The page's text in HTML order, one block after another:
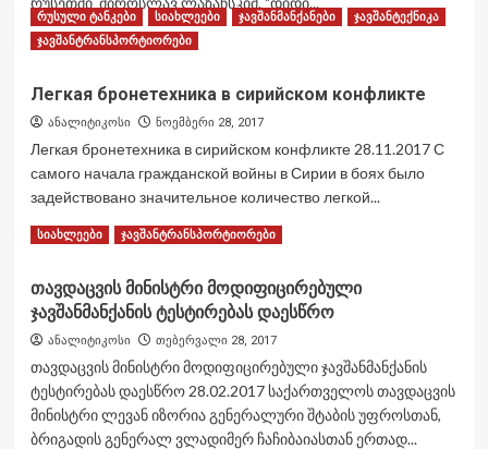
Read MoreRead
თურქმენეთი
სერბულ
3
ტიპის
ჯავშანტრანსპორტიორებს
ყიდულობს.
რუსული ტანკები სიახლეები ჯავშანმანქანები
ჯავშანტექნიკა
ჯავშანტრანსპორტიორები
Легкая бронетехника в сирийском конфликте
ანალიტიკოსი ნოემბერი 28, 2017
Легкая бронетехника в сирийском конфликте 28.11.2017 С
самого начала гражданской войны в Сирии в боях было
задействовано значительное количество легкой...
Read MoreRead
Легкая
бронетехника
конфликте
სიახლეები ჯავშანტრანსპორტიორები
თავდაცვის მინისტრი მოდიფიცირებული
ჯავშანმანქანის ტესტირებას დაესწრო
ანალიტიკოსი თებერვალი 28, 2017
თავდაცვის მინისტრი მოდიფიცირებული ჯავშანმანქანის
ტესტირებას დაესწრო 28.02.2017 საქართველოს თავდაცვის
მინისტრი ლევან იზორია გენერალური შტაბის უფროსთან,
ბრიგადის გენერალ ვლადიმერ ჩაჩიბაიასთან ერთად...